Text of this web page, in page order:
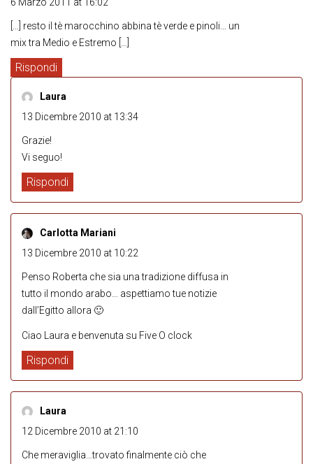
6 Marzo 2011 at 16:02
[…] resto il tè marocchino abbina tè verde e pinoli… un
mix tra Medio e Estremo […]
Rispondi
Laura
13 Dicembre 2010 at 13:34
Grazie!
Vi seguo!
Rispondi
Carlotta Mariani
13 Dicembre 2010 at 10:22
Penso Roberta che sia una tradizione diffusa in
tutto il mondo arabo… aspettiamo tue notizie
dall’Egitto allora 🙂
Ciao Laura e benvenuta su Five O clock
Rispondi
Laura
12 Dicembre 2010 at 21:10
Che meraviglia…trovato finalmente ciò che